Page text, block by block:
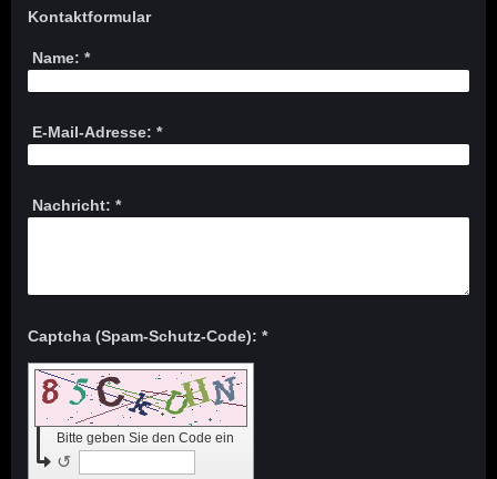
Kontaktformular
Name: *
E-Mail-Adresse: *
Nachricht: *
Captcha (Spam-Schutz-Code): *
Bitte geben Sie den Code ein
↺